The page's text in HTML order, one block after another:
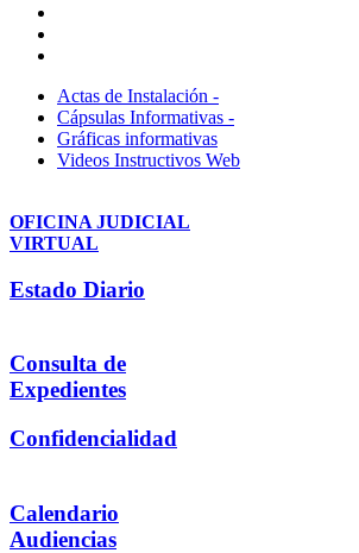
Actas de Instalación -
Cápsulas Informativas -
Gráficas informativas
Videos Instructivos Web
OFICINA JUDICIAL
VIRTUAL
Estado Diario
Consulta de
Expedientes
Confidencialidad
Calendario
Audiencias